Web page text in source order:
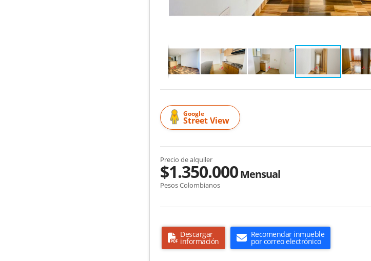
Google
Street View
Precio de alquiler
$1.350.000Mensual
Pesos Colombianos
Descargar
información
Recomendar inmueble
por correo electrónico